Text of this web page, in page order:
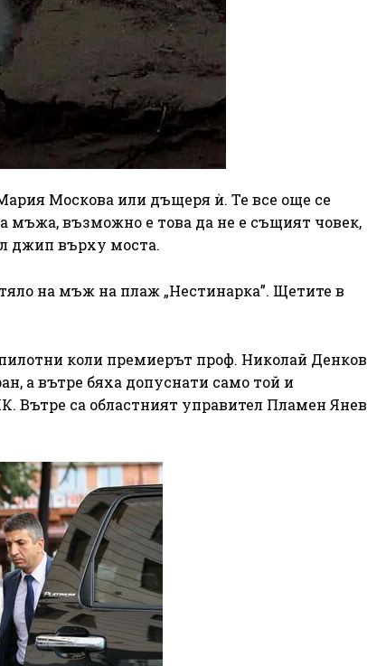
Москова или дъщеря ѝ. Те все още се
мъжа, възможно е това да не е същият човек,
джип върху моста.
на мъж на плаж „Нестинарка”. Щетите в
коли премиерът проф. Николай Денков
а вътре бяха допуснати само той и
Вътре са областният управител Пламен Янев